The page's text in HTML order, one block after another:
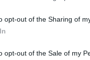
opt-out of the Sharing of
opt-out of the Sale of my